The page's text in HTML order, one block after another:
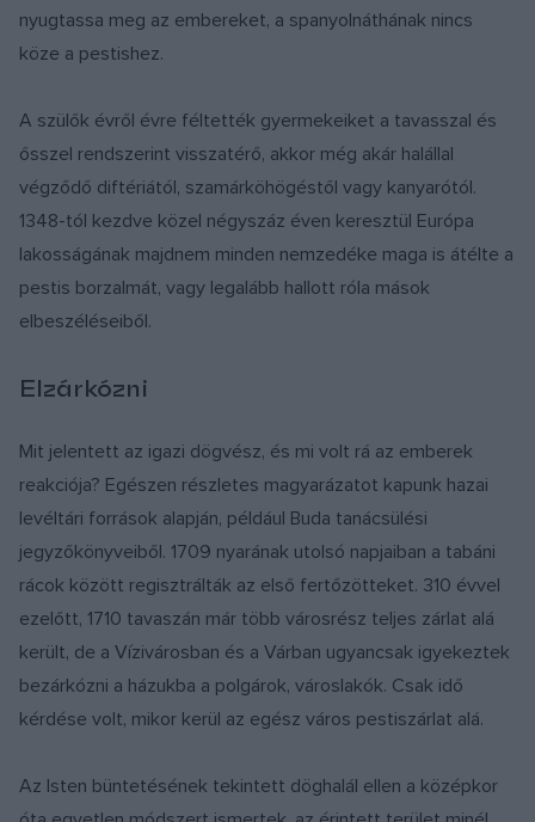
nyugtassa meg az embereket, a spanyolnáthának nincs
köze a pestishez.
A szülők évről évre féltették gyermekeiket a tavasszal és
ősszel rendszerint visszatérő, akkor még akár halállal
végződő diftériától, szamárköhögéstől vagy kanyarótól.
1348-tól kezdve közel négyszáz éven keresztül Európa
lakosságának majdnem minden nemzedéke maga is átélte a
pestis borzalmát, vagy legalább hallott róla mások
elbeszéléseiből.
Elzárkózni
Mit jelentett az igazi dögvész, és mi volt rá az emberek
reakciója? Egészen részletes magyarázatot kapunk hazai
levéltári források alapján, például Buda tanácsülési
jegyzőkönyveiből. 1709 nyarának utolsó napjaiban a tabáni
rácok között regisztrálták az első fertőzötteket. 310 évvel
ezelőtt, 1710 tavaszán már több városrész teljes zárlat alá
került, de a Vízivárosban és a Várban ugyancsak igyekeztek
bezárkózni a házukba a polgárok, városlakók. Csak idő
kérdése volt, mikor kerül az egész város pestiszárlat alá.
Az Isten büntetésének tekintett döghalál ellen a középkor